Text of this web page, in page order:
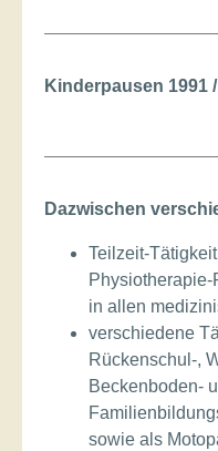
Kinderpausen 1991
Dazwischen
Teilzeit-
in allen
verschiedene
Rückenschul-,
Beckenboden-
sowie als